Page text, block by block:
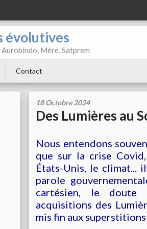
évolutives
Mère, Satprem
Contact
18 Octobre 2024
Des Lumières au
Nous entendons
que sur la crise
États-Unis, le climat...
parole
cartésien, le doute
acquisitions des
mis fin aux